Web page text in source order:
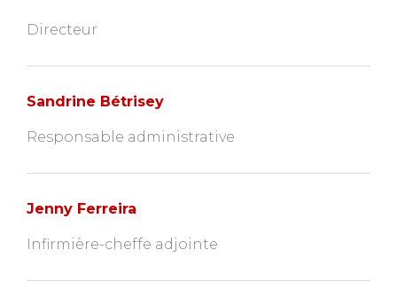
Directeur
Sandrine Bétrisey
Responsable administrative
Jenny Ferreira
Infirmière-cheffe adjointe